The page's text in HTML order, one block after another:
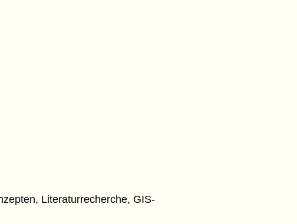
Literaturrecherche, GIS-